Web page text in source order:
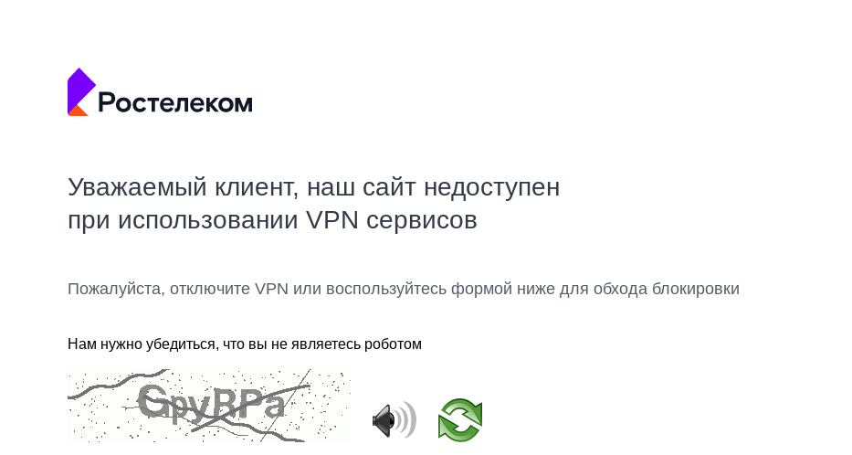
Уважаемый клиент, наш сайт недоступен
при использовании VPN сервисов
Пожалуйста, отключите VPN или воспользуйтесь формой ниже для обхода блокировки
Нам нужно убедиться, что вы не являетесь роботом